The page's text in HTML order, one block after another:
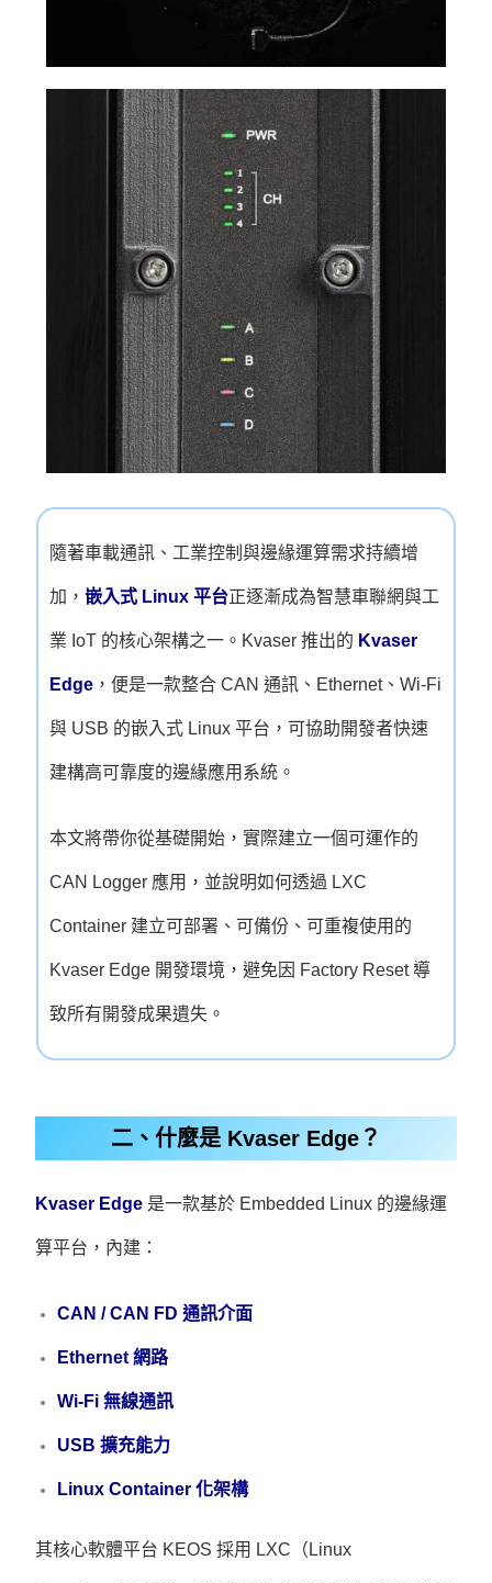
隨著車載通訊、工業控制與邊緣運算需求持續增
加，嵌入式 Linux 平台正逐漸成為智慧車聯網與工
業 IoT 的核心架構之一。 Kvaser 推出的 Kvaser
Edge ，便是一款整合 CAN 通訊、Ethernet、Wi-Fi
與 USB 的嵌入式 Linux 平台，可協助開發者快速
建構高可靠度的邊緣應用系統。
本文將帶你從基礎開始，實際建立一個可運作的
CAN Logger 應用，並說明如何透過 LXC
Container 建立可部署、可備份、可重複使用的
Kvaser Edge 開發環境，避免因 Factory Reset 導
致所有開發成果遺失。
二、什麼是 Kvaser Edge？
Kvaser Edge 是一款基於 Embedded Linux 的邊緣運
算平台，內建：
CAN / CAN FD 通訊介面
Ethernet 網路
Wi-Fi 無線通訊
USB 擴充能力
Linux Container 化架構
其核心軟體平台 KEOS 採用 LXC（Linux